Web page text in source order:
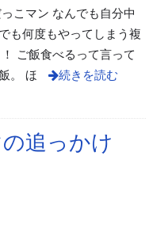
こマン なんでも自分中
も何度もやってしまう複
ご飯食べるって言って
。 ほ
続きを読む
追っかけ